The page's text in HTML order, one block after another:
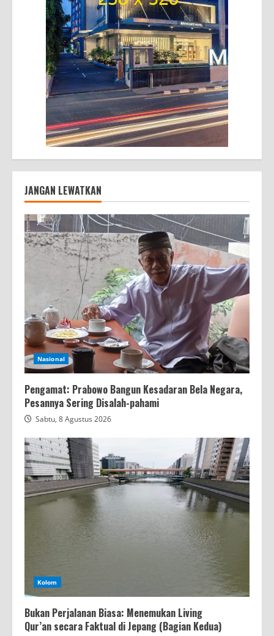
JANGAN LEWATKAN
Nasional
Pengamat: Prabowo Bangun Kesadaran Bela Negara,
Pesannya Sering Disalah-pahami
Sabtu, 8 Agustus 2026
Kolom
Bukan Perjalanan Biasa: Menemukan Living
Qur’an secara Faktual di Jepang (Bagian Kedua)